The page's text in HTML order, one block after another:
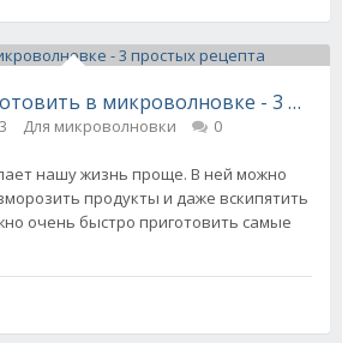
в микроволновке - 3
Для микроволновки 0
нашу жизнь проще. В ней можно
продукты и даже вскипятить
очень быстро приготовить самые